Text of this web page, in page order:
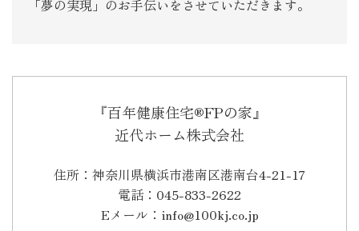
「夢の実現」のお手伝いをさせていただきます。
『百年健康住宅®FPの家』
近代ホーム株式会社
住所：神奈川県横浜市港南区港南台4-21-17
電話：045-833-2622
Eメール：info@100kj.co.jp